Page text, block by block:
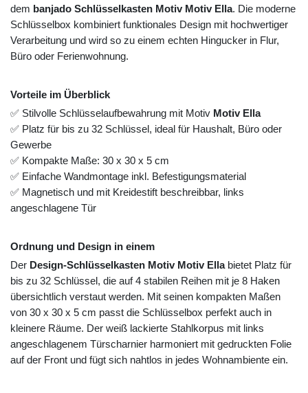
dem banjado Schlüsselkasten Motiv Motiv Ella. Die moderne
Schlüsselbox kombiniert funktionales Design mit hochwertiger
Verarbeitung und wird so zu einem echten Hingucker in Flur,
Büro oder Ferienwohnung.
Vorteile im Überblick
✅ Stilvolle Schlüsselaufbewahrung mit Motiv Motiv Ella
✅ Platz für bis zu 32 Schlüssel, ideal für Haushalt, Büro oder
Gewerbe
✅ Kompakte Maße: 30 x 30 x 5 cm
✅ Einfache Wandmontage inkl. Befestigungsmaterial
✅ Magnetisch und mit Kreidestift beschreibbar, links
angeschlagene Tür
Ordnung und Design in einem
Der Design-Schlüsselkasten Motiv Motiv Ellabietet Platz für
bis zu 32 Schlüssel, die auf 4 stabilen Reihen mit je 8 Haken
übersichtlich verstaut werden. Mit seinen kompakten Maßen
von 30 x 30 x 5 cm passt die Schlüsselbox perfekt auch in
kleinere Räume. Der weiß lackierte Stahlkorpus mit links
angeschlagenem Türscharnier harmoniert mit gedruckten Folie
auf der Front und fügt sich nahtlos in jedes Wohnambiente ein.